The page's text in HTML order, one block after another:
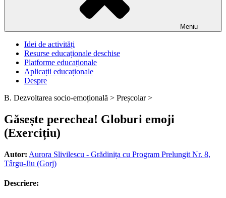
Meniu
Idei de activități
Resurse educaționale deschise
Platforme educaționale
Aplicații educaționale
Despre
B. Dezvoltarea socio-emoțională > Preșcolar >
Găsește perechea! Globuri emoji
(Exercițiu)
Autor: Aurora Slivilescu - Grădinița cu Program Prelungit Nr. 8,
Târgu-Jiu (Gorj)
Descriere: